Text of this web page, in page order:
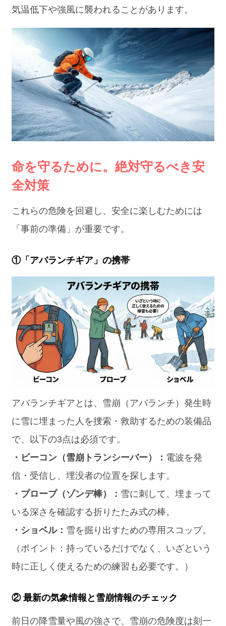
気温低下や強風に襲われることがあります。
命を守るために。絶対守るべき安
全対策
これらの危険を回避し、安全に楽しむためには
「事前の準備」が重要です。
①「アバランチギア」の携帯
アバランチギアとは、雪崩（アバランチ）発生時
に雪に埋まった人を捜索・救助するための装備品
で、以下の3点は必須です。
・ビーコン（雪崩トランシーバー）： 電波を発
信・受信し、埋没者の位置を探します。
・プローブ（ゾンデ棒）： 雪に刺して、埋まって
いる深さを確認する折りたたみ式の棒。
・ショベル： 雪を掘り出すための専用スコップ。
（ポイント：持っているだけでなく、いざという
時に正しく使えるための練習も必要です。）
② 最新の気象情報と雪崩情報のチェック
前日の降雪量や風の強さで、雪崩の危険度は刻一